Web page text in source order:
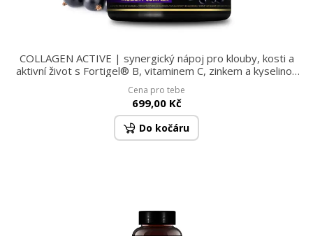
COLLAGEN ACTIVE | synergický nápoj pro klouby, kosti a
aktivní život s Fortigel® B, vitaminem C, zinkem a kyselinou
hyaluronovou černý rybíz | 200 g (30 dávek)
Cena pro tebe
699,00 Kč
Do kočáru